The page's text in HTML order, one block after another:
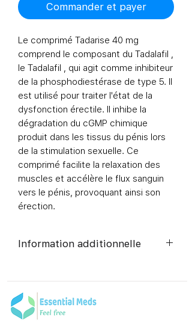
Commander et payer
Le comprimé Tadarise 40 mg
comprend le composant du Tadalafil ,
le Tadalafil , qui agit comme inhibiteur
de la phosphodiestérase de type 5. Il
est utilisé pour traiter l'état de la
dysfonction érectile. Il inhibe la
dégradation du cGMP chimique
produit dans les tissus du pénis lors
de la stimulation sexuelle. Ce
comprimé facilite la relaxation des
muscles et accélère le flux sanguin
vers le pénis, provoquant ainsi son
érection.
Information additionnelle
Tadalafil (40 mg)
Forme posologique
Comprimés